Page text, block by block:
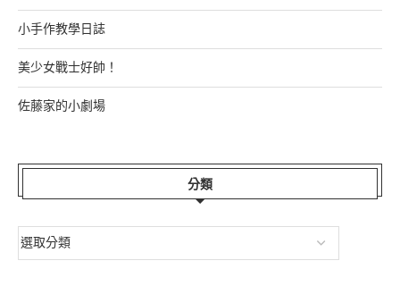
小手作教學日誌
美少女戰士好帥！
佐藤家的小劇場
分類